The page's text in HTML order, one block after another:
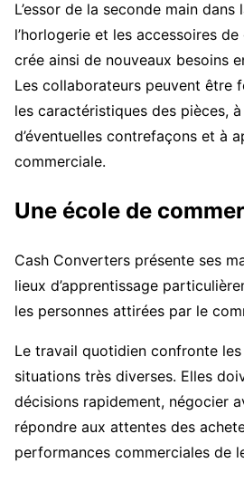
L’essor de la seconde main dans
l’horlogerie et les accessoires
crée ainsi de nouveaux besoins
Les collaborateurs peuvent être
les caractéristiques des pièces,
d’éventuelles contrefaçons et à
commerciale.
Une école de
Cash Converters présente ses
lieux d’apprentissage
les personnes attirées par le
Le travail quotidien confronte
situations très diverses. Elles
décisions rapidement, négocier
répondre aux attentes des
performances commerciales de